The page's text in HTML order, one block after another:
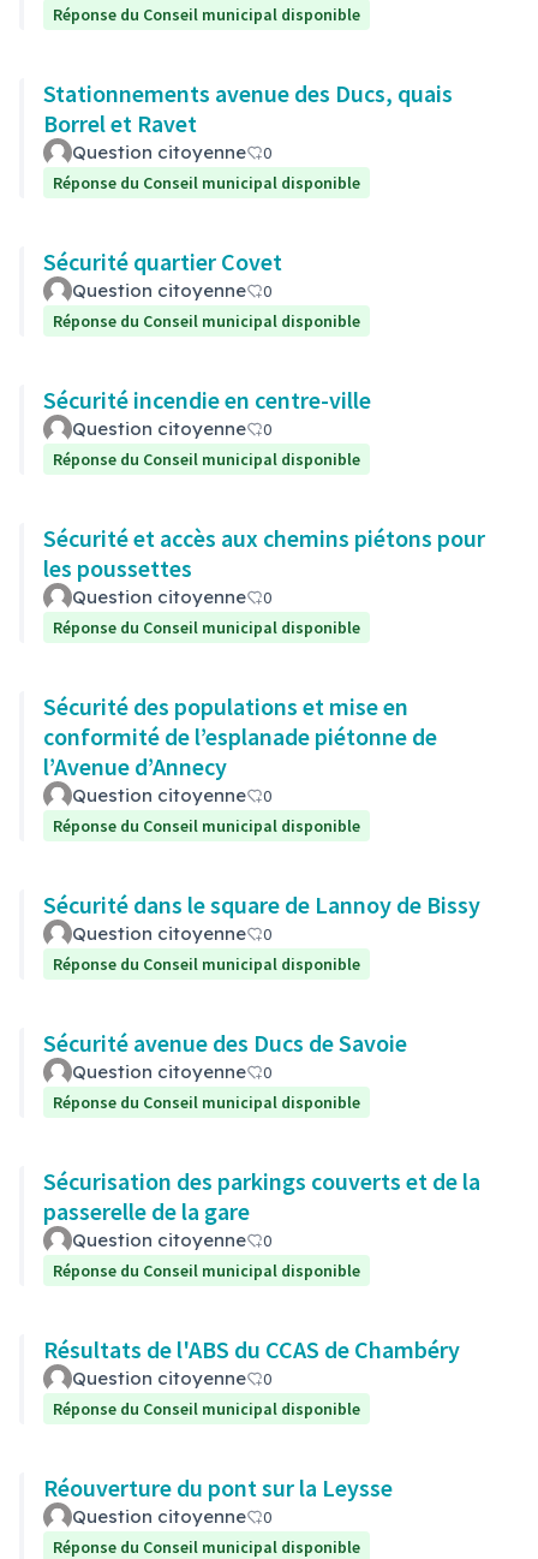
Réponse du Conseil municipal disponible
Stationnements avenue des Ducs, quais
Borrel et Ravet
Question citoyenne
0
Réponse du Conseil municipal disponible
Sécurité quartier Covet
Question citoyenne
0
Réponse du Conseil municipal disponible
Sécurité incendie en centre-ville
Question citoyenne
0
Réponse du Conseil municipal disponible
Sécurité et accès aux chemins piétons pour
les poussettes
Question citoyenne
0
Réponse du Conseil municipal disponible
Sécurité des populations et mise en
conformité de l’esplanade piétonne de
l’Avenue d’Annecy
Question citoyenne
0
Réponse du Conseil municipal disponible
Sécurité dans le square de Lannoy de Bissy
Question citoyenne
0
Réponse du Conseil municipal disponible
Sécurité avenue des Ducs de Savoie
Question citoyenne
0
Réponse du Conseil municipal disponible
Sécurisation des parkings couverts et de la
passerelle de la gare
Question citoyenne
0
Réponse du Conseil municipal disponible
Résultats de l'ABS du CCAS de Chambéry
Question citoyenne
0
Réponse du Conseil municipal disponible
Réouverture du pont sur la Leysse
Question citoyenne
0
Réponse du Conseil municipal disponible